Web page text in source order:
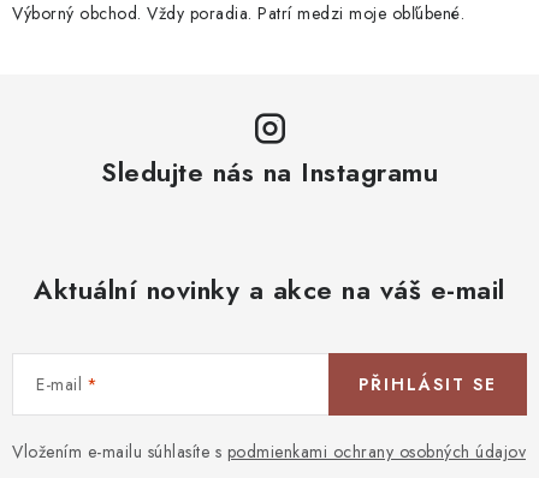
Výborný obchod. Vždy poradia. Patrí medzi moje obľúbené.
Sledujte nás na Instagramu
Aktuální novinky a akce na váš e-mail
E-mail
Vložením e-mailu súhlasíte s podmienkami ochrany osobných údajov
PŘIHLÁSIT SE